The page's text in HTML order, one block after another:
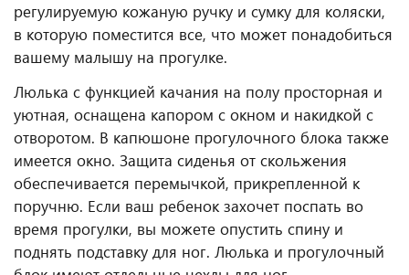
регулируемую кожаную ручку и сумку для коляски,
в которую поместится все, что может понадобиться
вашему малышу на прогулке.
Люлька с функцией качания на полу просторная и
уютная, оснащена капором с окном и накидкой с
отворотом. В капюшоне прогулочного блока также
имеется окно. Защита сиденья от скольжения
обеспечивается перемычкой, прикрепленной к
поручню. Если ваш ребенок захочет поспать во
время прогулки, вы можете опустить спину и
поднять подставку для ног. Люлька и прогулочный